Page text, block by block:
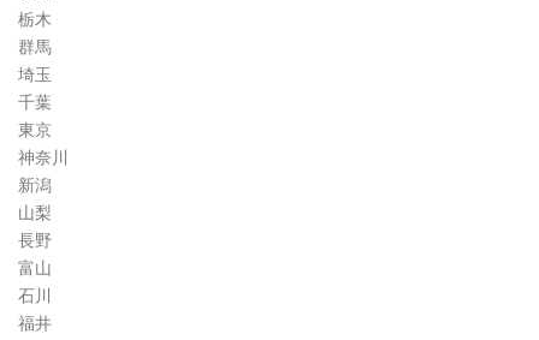
栃木
群馬
埼玉
千葉
東京
神奈川
新潟
山梨
長野
富山
石川
福井